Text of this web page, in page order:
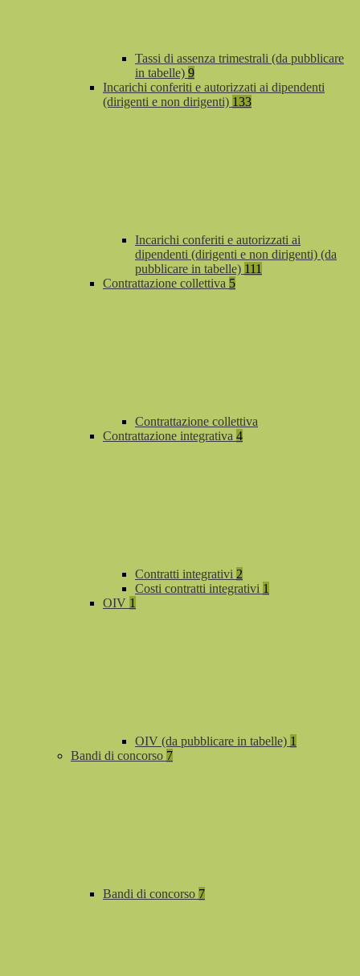
Tassi di assenza trimestrali (da pubblicare
in tabelle) 9
Incarichi conferiti e autorizzati ai dipendenti
(dirigenti e non dirigenti) 133
Incarichi conferiti e autorizzati ai
dipendenti (dirigenti e non dirigenti) (da
pubblicare in tabelle) 111
Contrattazione collettiva 5
Contrattazione collettiva
Contrattazione integrativa 4
Contratti integrativi 2
Costi contratti integrativi 1
OIV 1
OIV (da pubblicare in tabelle) 1
Bandi di concorso 7
Bandi di concorso 7